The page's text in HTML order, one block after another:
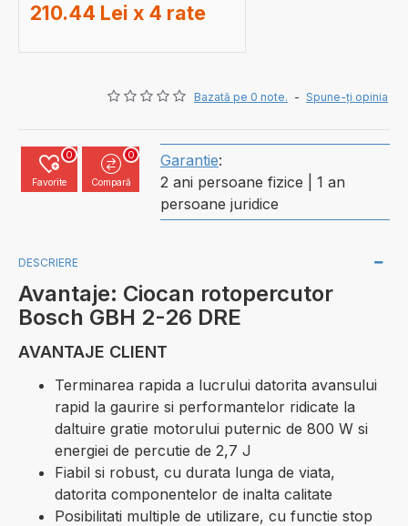
Bazată pe 0 note. - Spune-ţi opinia
210.44 Lei x 4 rate
Favorite
0
Compară
0 Garantie:
2 ani persoane fizice | 1 an
persoane juridice
DESCRIERE
Avantaje: Ciocan rotopercutor
Bosch GBH 2-26 DRE
AVANTAJE CLIENT
Terminarea rapida a lucrului datorita avansului
rapid la gaurire si performantelor ridicate la
daltuire gratie motorului puternic de 800 W si
energiei de percutie de 2,7 J
Fiabil si robust, cu durata lunga de viata,
datorita componentelor de inalta calitate
Posibilitati multiple de utilizare, cu functie stop